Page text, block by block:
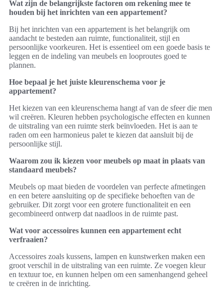
Wat zijn de belangrijkste factoren om rekening mee te
houden bij het inrichten van een appartement?
Bij het inrichten van een appartement is het belangrijk om
aandacht te besteden aan ruimte, functionaliteit, stijl en
persoonlijke voorkeuren. Het is essentieel om een goede basis te
leggen en de indeling van meubels en looproutes goed te
plannen.
Hoe bepaal je het juiste kleurenschema voor je
appartement?
Het kiezen van een kleurenschema hangt af van de sfeer die men
wil creëren. Kleuren hebben psychologische effecten en kunnen
de uitstraling van een ruimte sterk beïnvloeden. Het is aan te
raden om een harmonieus palet te kiezen dat aansluit bij de
persoonlijke stijl.
Waarom zou ik kiezen voor meubels op maat in plaats van
standaard meubels?
Meubels op maat bieden de voordelen van perfecte afmetingen
en een betere aansluiting op de specifieke behoeften van de
gebruiker. Dit zorgt voor een grotere functionaliteit en een
gecombineerd ontwerp dat naadloos in de ruimte past.
Wat voor accessoires kunnen een appartement echt
verfraaien?
Accessoires zoals kussens, lampen en kunstwerken maken een
groot verschil in de uitstraling van een ruimte. Ze voegen kleur
en textuur toe, en kunnen helpen om een samenhangend geheel
te creëren in de inrichting.